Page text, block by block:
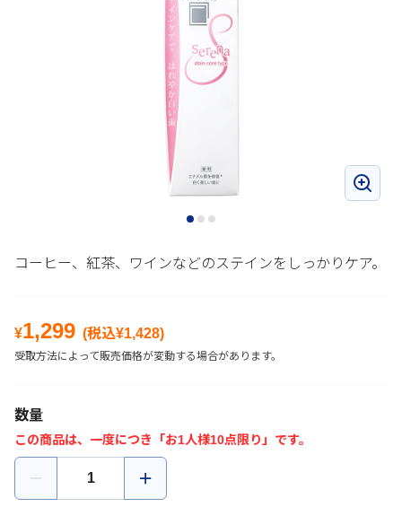
コーヒー、紅茶、ワインなどのステインをしっかりケア。
¥1,299 (税込¥1,428)
受取方法によって販売価格が変動する場合があります。
数量
この商品は、一度につき「お1人様10点限り」です。